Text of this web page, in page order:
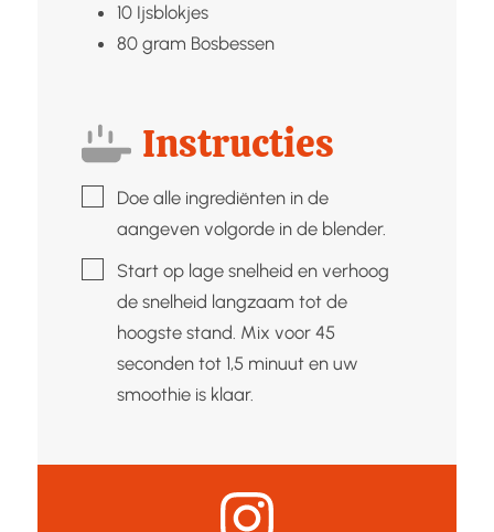
10 Ijsblokjes
80 gram Bosbessen
Instructies
▢Doe alle ingrediënten in de
aangeven volgorde in de blender.
▢Start op lage snelheid en verhoog
de snelheid langzaam tot de
hoogste stand. Mix voor 45
seconden tot 1,5 minuut en uw
smoothie is klaar.